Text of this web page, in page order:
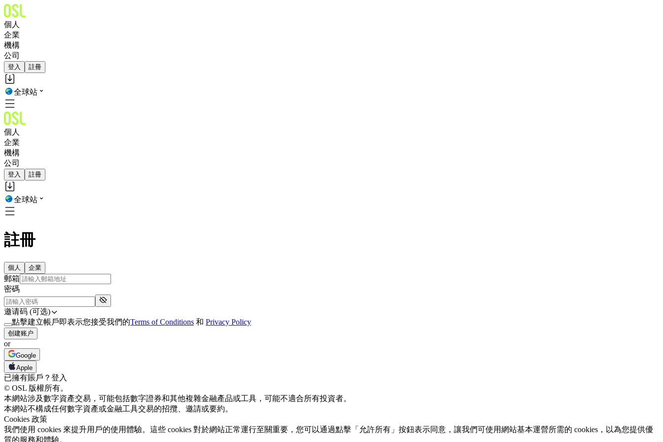
個人
企業
機構
公司
登入 註冊
全球站
個人
企業
機構
公司
登入 註冊
全球站
註冊
個人 企業
郵箱
密碼
邀请码 (可选)
點擊建立帳戶即表示您接受我們的Terms of Conditions 和 Privacy Policy
创建账户
or
Google
Apple
已擁有賬戶？ 登入
© OSL 版權所有。
本網站涉及數字資產交易，可能包括數字證券和其他複雜金融產品或工具，可能不適合所有投資者。
本網站不構成任何數字資產或金融工具交易的招攬、邀請或要約。
Cookies 政策
我們使用 cookies 來提升用戶的使用體驗。這些 cookies 對於網站正常運行至關重要，您可以通過點擊「允許所有」按鈕表示同意，讓我們可使用網站基本運營所需的 cookies，以為您提供優
質的服務和體驗。